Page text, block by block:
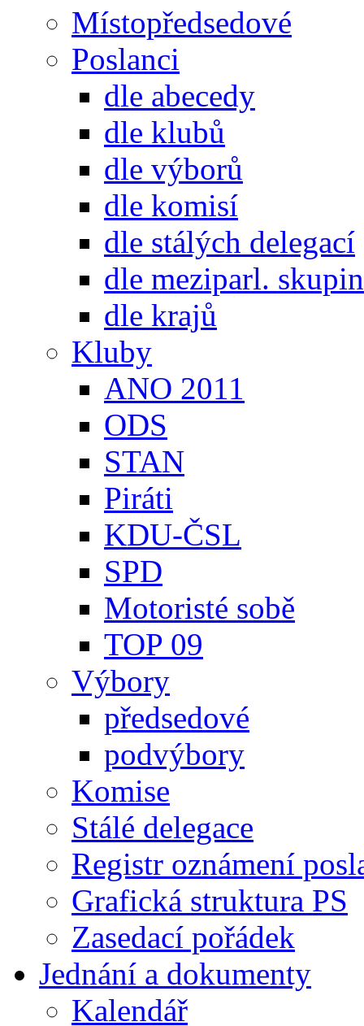
Místopředsedové
Poslanci
dle abecedy
dle klubů
dle výborů
dle komisí
dle stálých delegací
dle meziparl. skupin
dle krajů
Kluby
ANO 2011
ODS
STAN
Piráti
KDU-ČSL
SPD
Motoristé sobě
TOP 09
Výbory
předsedové
podvýbory
Komise
Stálé delegace
Registr oznámení
Grafická struktura PS
Zasedací pořádek
Jednání a dokumenty
Kalendář